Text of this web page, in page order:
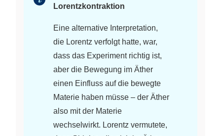
Lorentzkontraktion
Eine alternative Interpretation,
die Lorentz verfolgt hatte, war,
dass das Experiment richtig ist,
aber die Bewegung im Äther
einen Einfluss auf die bewegte
Materie haben müsse – der Äther
also mit der Materie
wechselwirkt. Lorentz vermutete,